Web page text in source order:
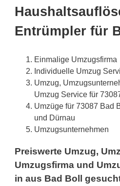
Entrümpler für
Einmalige Umzugsfirma
Individuelle Umzug
Umzug,
Umzug Service für
Umzüge für 73087 Bad
und Dürnau
Umzugsunternehmen
Preiswerte Umzug,
Umzugsfirma und
in aus Bad Boll